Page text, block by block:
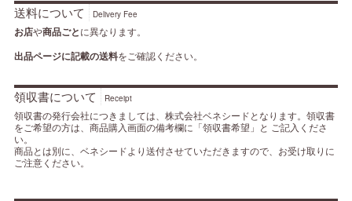
送料について Delivery Fee
お店や商品ごとに異なります。
出品ページに記載の送料をご確認ください。
領収書について Receipt
領収書の発行会社につきましては、株式会社ベネシードとなります。領収書
をご希望の方は、商品購入画面の備考欄に「領収書希望」と ご記入くださ
い。
商品とは別に、ベネシードより送付させていただきますので、お受け取りに
ご注意ください。